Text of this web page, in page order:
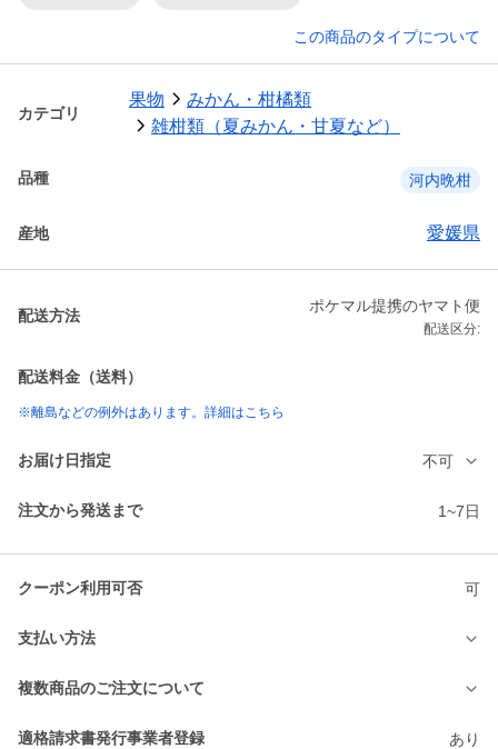
この商品のタイプについて
カテゴリ
果物
みかん・柑橘類
雑柑類（夏みかん・甘夏など）
品種 河内晩柑
産地 愛媛県
配送方法
ポケマル提携のヤマト便
配送区分:
配送料金（送料）
※離島などの例外はあります。詳細はこちら
お届け日指定 不可
注文から発送まで 1~7日
クーポン利用可否 可
支払い方法
複数商品のご注文について
適格請求書発行事業者登録 あり